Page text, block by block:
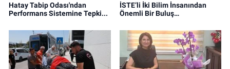
Hatay Tabip Odası'ndan
Performans Sistemine Tepki...
İSTE’li İki Bilim İnsanından
Önemli Bir Buluş…